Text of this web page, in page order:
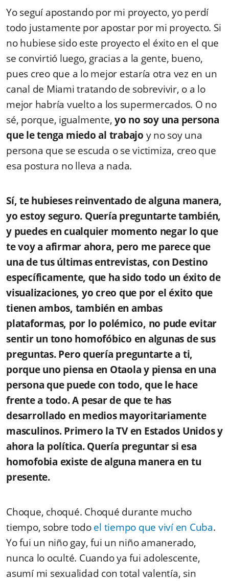
Yo seguí apostando por mi proyecto, yo perdí
todo justamente por apostar por mi proyecto. Si
no hubiese sido este proyecto el éxito en el que
se convirtió luego, gracias a la gente, bueno,
pues creo que a lo mejor estaría otra vez en un
canal de Miami tratando de sobrevivir, o a lo
mejor habría vuelto a los supermercados. O no
sé, porque, igualmente,yo no soy una persona
que le tenga miedo al trabajo y no soy una
persona que se escuda o se victimiza, creo que
esa postura no lleva a nada.
Sí, te hubieses reinventado de alguna manera,
yo estoy seguro. Quería preguntarte también,
y puedes en cualquier momento negar lo que
te voy a afirmar ahora, pero me parece que
una de tus últimas entrevistas, con Destino
específicamente, que ha sido todo un éxito de
visualizaciones, yo creo que por el éxito que
tienen ambos, también en ambas
plataformas, por lo polémico, no pude evitar
sentir un tono homofóbico en algunas de sus
preguntas. Pero quería preguntarte a ti,
porque uno piensa en Otaola y piensa en una
persona que puede con todo, que le hace
frente a todo. A pesar de que te has
desarrollado en medios mayoritariamente
masculinos. Primero la TV en Estados Unidos y
ahora la política. Quería preguntar si esa
homofobia existe de alguna manera en tu
presente.
Choque, choqué. Choqué durante mucho
tiempo, sobre todoel tiempo que viví en Cuba.
Yo fui un niño gay, fui un niño amanerado,
nunca lo oculté. Cuando ya fui adolescente,
asumí mi sexualidad con total valentía, sin